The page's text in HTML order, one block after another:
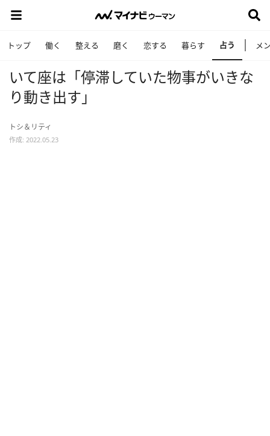
トップ 働く 整える 磨く 恋する 暮らす 占う メ
いて座は「停滞していた物事がいきな
り動き出す」
トシ＆リティ
作成: 2022.05.23